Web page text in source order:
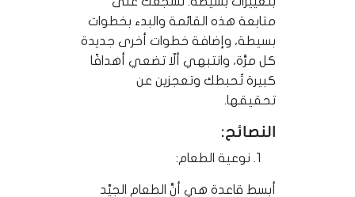
متابعة هذه القائمة والبدء بخطوات
بسيطة، وإضافة خطوات أخرى جديدة
كل مرَّة، وانتبهي ألّا تضعي أهدافًا
كبيرة تُحبطك وتعجزين عن
تحقيقها.
النصائح:
نوعية الطعام:
أبسط قاعدة هي أنَّ الطعام الجيِّد